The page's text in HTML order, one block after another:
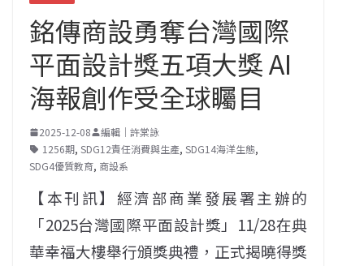
銘傳商設勇奪台灣國際
平面設計獎五項大獎 AI
海報創作受全球矚目
2025-12-08
編輯｜許棠詠
1256期, SDG12責任消費與生產, SDG14海洋生態,
SDG4優質教育, 商設系
【本刊訊】經濟部商業發展署主辦的
「2025台灣國際平面設計獎」11/28在典
華幸福大樓舉行頒獎典禮，正式揭曉得獎